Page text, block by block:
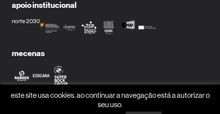
apoio institucional
norte 2030
mecenas
este site usa cookies. ao continuar a navegação está a autorizar o
seu uso.